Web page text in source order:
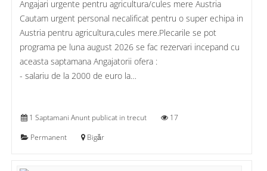
Angajari urgente pentru agricultura/cules mere Austria
Cautam urgent personal necalificat pentru o super echipa in
Austria pentru agricultura,cules mere.Plecarile se pot
programa pe luna august 2026 se fac rezervari incepand cu
aceasta saptamana Angajatorii ofera :
- salariu de la 2000 de euro la…
1 Saptamani Anunt publicat in trecut
17
Permanent
Bigăr